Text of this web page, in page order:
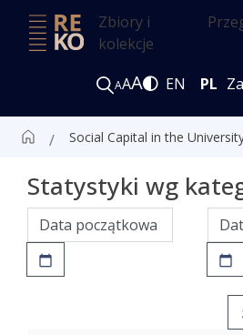
Zbiory i
kolekcje
AAA EN PL
Statystyki wg